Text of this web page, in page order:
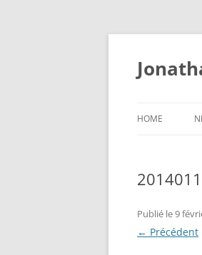
Aller
HOME
Publié le9
← Précédent